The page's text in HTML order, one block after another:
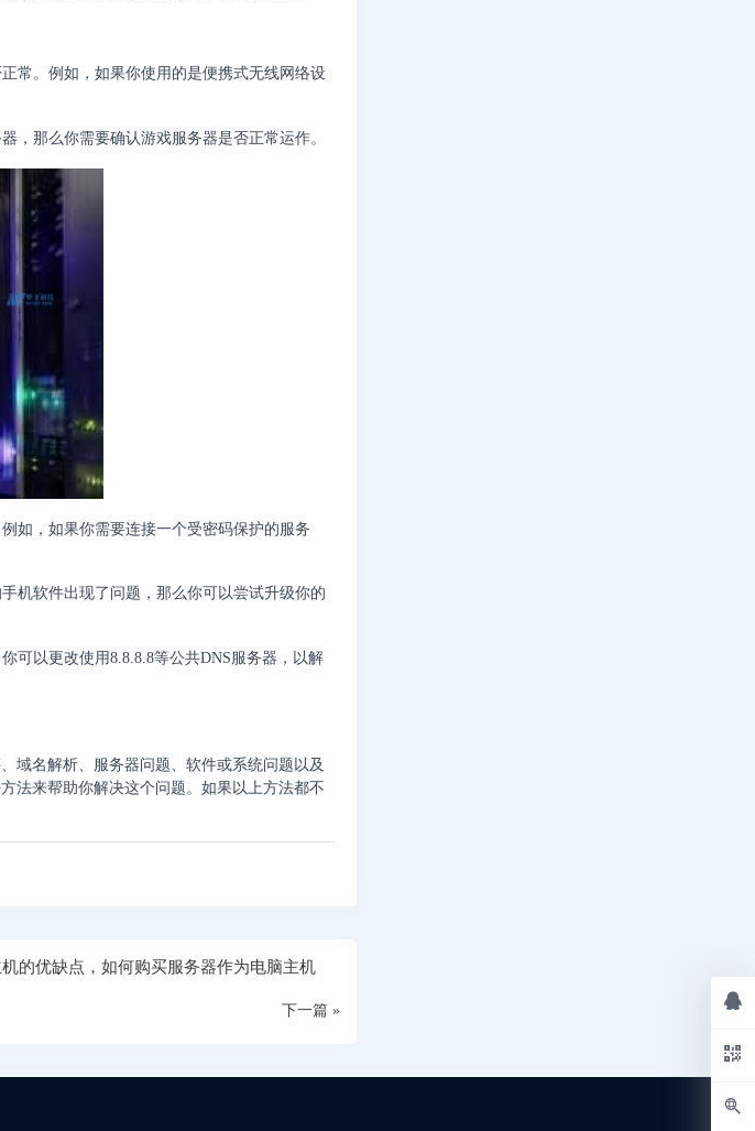
常。例如，如果你使用的是便携式无线网络设
，那么你需要确认游戏服务器是否正常运作。
如，如果你需要连接一个受密码保护的服务
机软件出现了问题，那么你可以尝试升级你的
可以更改使用8.8.8.8等公共DNS服务器，以解
域名解析、服务器问题、软件或系统问题以及
法来帮助你解决这个问题。如果以上方法都不
的优缺点，如何购买服务器作为电脑主机
下一篇 »